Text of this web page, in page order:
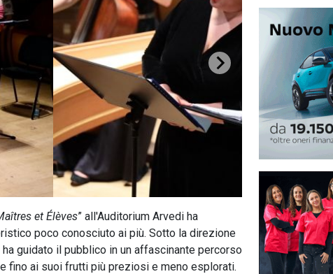
et Élèves” all'Auditorium Arvedi ha
poco conosciuto ai più. Sotto la direzione
ha guidato il pubblico in un affascinante percorso
fino ai suoi frutti più preziosi e meno esplorati.